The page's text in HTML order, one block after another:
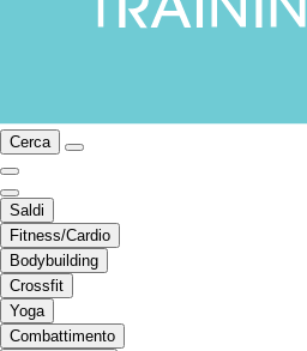
Cerca
Saldi
Fitness/Cardio
Bodybuilding
Crossfit
Yoga
Combattimento